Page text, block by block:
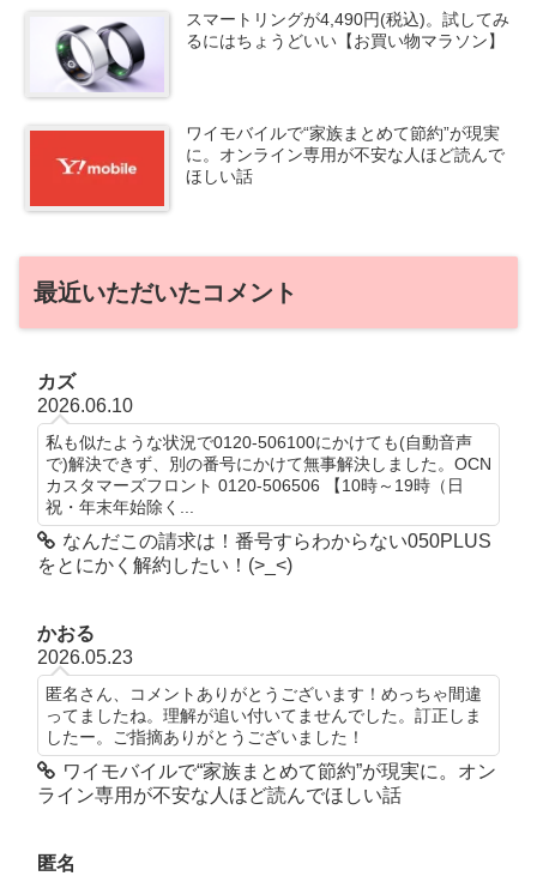
スマートリングが4,490円(税込)。試してみ
るにはちょうどいい【お買い物マラソン】
ワイモバイルで“家族まとめて節約”が現実
に。オンライン専用が不安な人ほど読んで
ほしい話
最近いただいたコメント
カズ
2026.06.10
私も似たような状況で0120-506100にかけても(自動音声
で)解決できず、別の番号にかけて無事解決しました。OCN
カスタマーズフロント 0120-506506 【10時～19時（日
祝・年末年始除く...
なんだこの請求は！番号すらわからない050PLUS
をとにかく解約したい！(>_<)
かおる
2026.05.23
匿名さん、コメントありがとうございます！めっちゃ間違
ってましたね。理解が追い付いてませんでした。訂正しま
したー。ご指摘ありがとうございました！
ワイモバイルで“家族まとめて節約”が現実に。オン
ライン専用が不安な人ほど読んでほしい話
匿名